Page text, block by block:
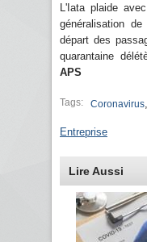
L'Iata plaide
généralisation
départ des
quarantaine
APS
Tags: Coronavirus
Entreprise
Lire Aussi